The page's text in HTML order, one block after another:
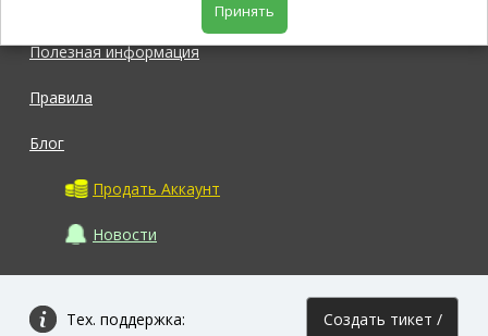
Полезная информация
Правила
Блог
Продать Аккаунт
Новости
Тех. поддержка: Создать тикет /
Принять